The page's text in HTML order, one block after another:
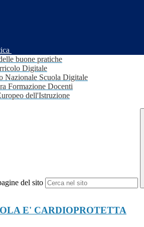
buone pratiche
Digitale
Nazionale Scuola Digitale
Formazione Docenti
dell'Istruzione
del sito
E' CARDIOPROTETTA